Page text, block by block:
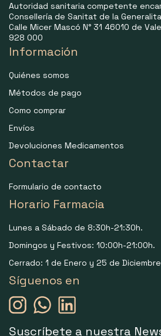
Autoridad sanitaria competente
Consellería de Sanitat de la
Calle Micer Mascó N° 31 46010 de
928 000
Información
Quiénes somos
Métodos de pago
Como comprar
Envíos
Devoluciones Medicamentos
Contactar
Formulario de contacto
Horario Farmacia
Lunes a Sábado de 8:30h-21:30h.
Domingos y Festivos: 10:00h-21:00h.
Cerrado: 1 de Enero y 25 de
Síguenos en
Suscríbete a nuestra